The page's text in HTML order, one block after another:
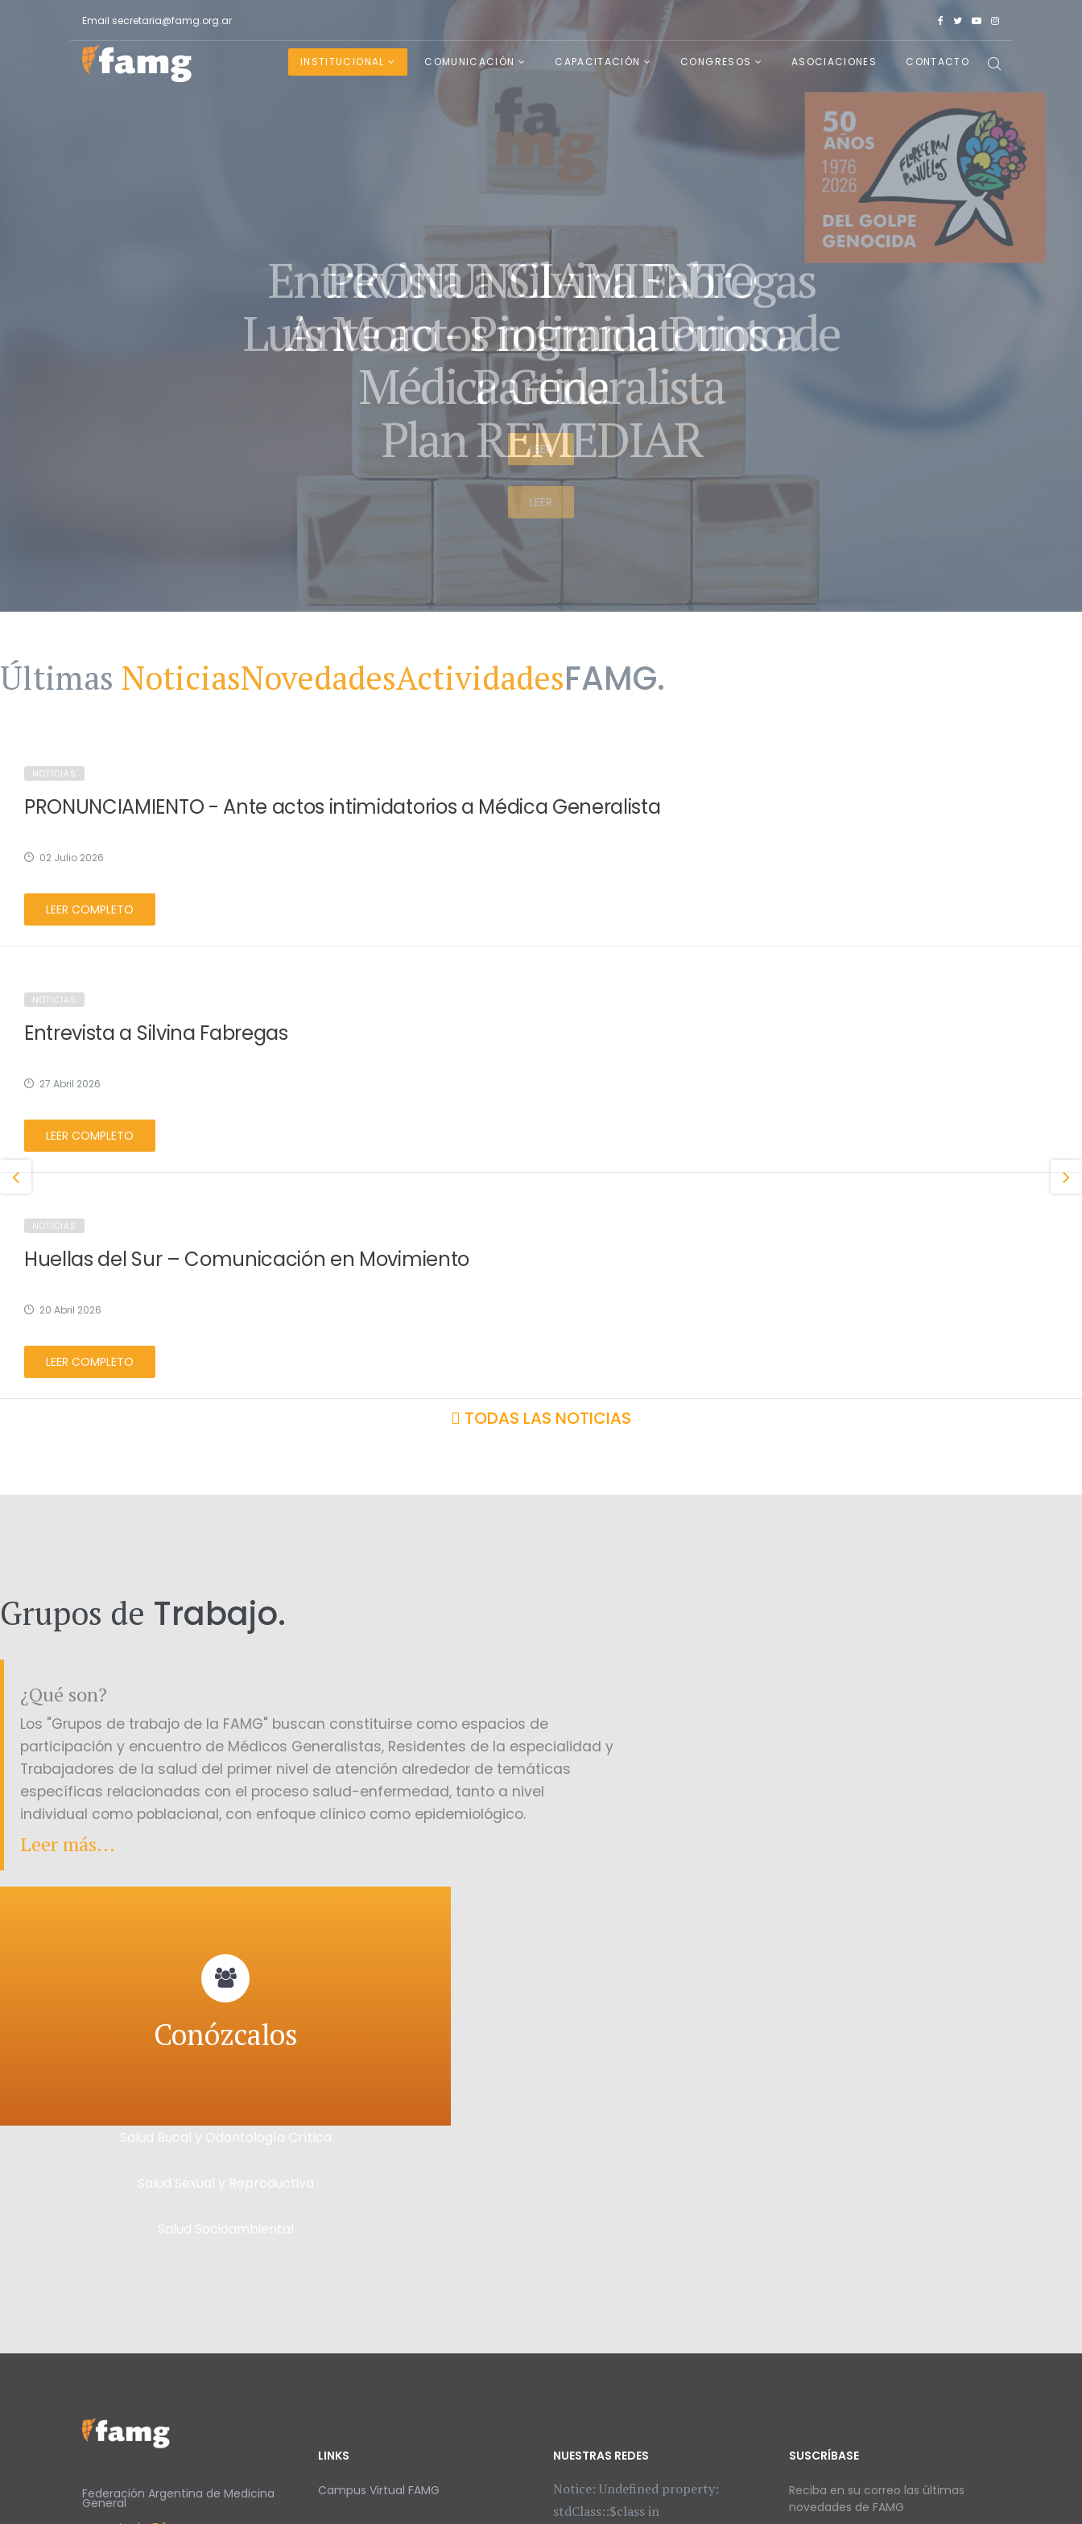
Email secretaria@famg.org.ar
INSTITUCIONAL COMUNICACIÓN CAPACITACIÓN CONGRESOS ASOCIACIONES CONTACTO
Entrevista a Silvina Fabregas
Luis Moro - Programa Punto de
Partida
Plan REMEDIAR
LEER
Últimas NoticiasNovedadesActividadesFAMG.
NOTICIAS
PRONUNCIAMIENTO - Ante actos intimidatorios a Médica Generalista
02 Julio 2026
LEER COMPLETO
NOTICIAS
Entrevista a Silvina Fabregas
27 Abril 2026
LEER COMPLETO
NOTICIAS
Huellas del Sur – Comunicación en Movimiento
20 Abril 2026
LEER COMPLETO
TODAS LAS NOTICIAS
Grupos de Trabajo.
¿Qué son?
Los "Grupos de trabajo de la FAMG" buscan constituirse como espacios de
participación y encuentro de Médicos Generalistas, Residentes de la especialidad y
Trabajadores de la salud del primer nivel de atención alrededor de temáticas
específicas relacionadas con el proceso salud-enfermedad, tanto a nivel
individual como poblacional, con enfoque clínico como epidemiológico.
Leer más...
Conózcalos
Salud Bucal y Odontología Crítica
Salud Sexual y Reproductiva
Salud Socioambiental
Federación Argentina de Medicina
General
LINKS
Campus Virtual FAMG
NUESTRAS REDES
Notice: Undefined property:
stdClass::$class in
SUSCRÍBASE
Reciba en su correo las últimas
novedades de FAMG